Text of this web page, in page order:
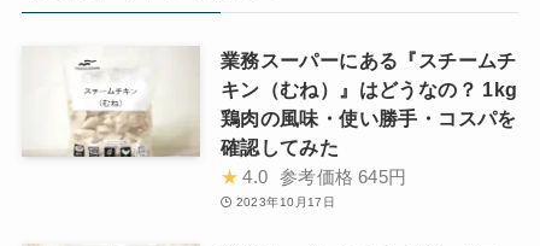
業務スーパーにある『スチームチ
キン（むね）』はどうなの？ 1kg
鶏肉の風味・使い勝手・コスパを
確認してみた
★ 4.0 参考価格 645円
2023年10月17日